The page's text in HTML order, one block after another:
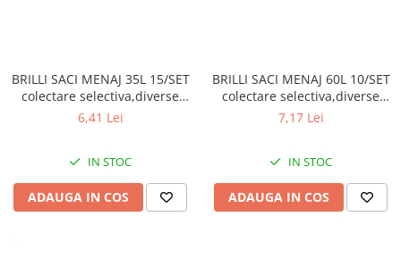
BRILLI SACI MENAJ 35L 15/SET
colectare selectiva,diverse
culori
6,41 Lei
IN STOC
ADAUGA IN COS
BRILLI SACI MENAJ 60L 10/SET
colectare selectiva,diverse
culori
7,17 Lei
IN STOC
ADAUGA IN COS